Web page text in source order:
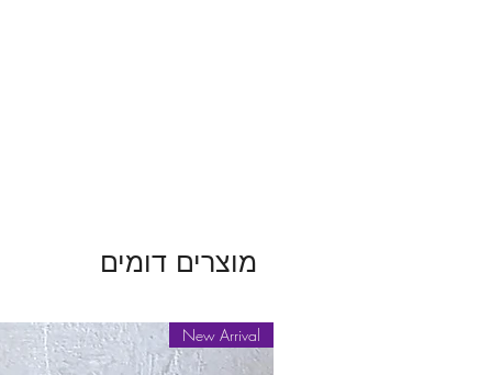
מוצרים דומים
New Arrival